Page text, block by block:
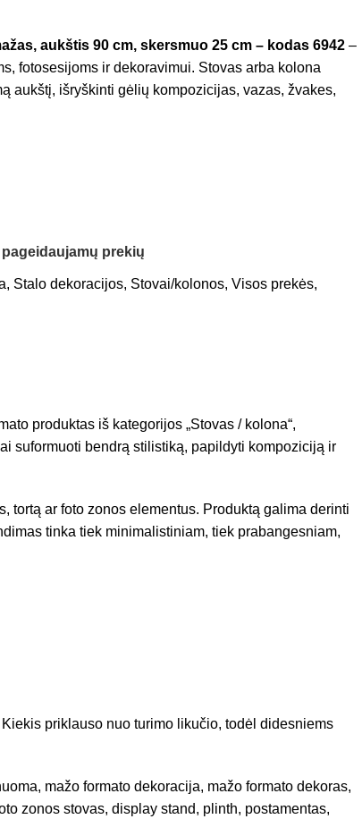
aukštis 90 cm, skersmuo 25 cm – kodas 6942 –
fotosesijoms ir dekoravimui. Stovas arba kolona
aukštį, išryškinti gėlių kompozicijas, vazas, žvakes,
prekių
, Stalo dekoracijos, Stovai/kolonos, Visos prekės,
produktas iš kategorijos „Stovas / kolona“,
suformuoti bendrą stilistiką, papildyti kompoziciją ir
tortą ar foto zonos elementus. Produktą galima derinti
tinka tiek minimalistiniam, tiek prabangesniam,
priklauso nuo turimo likučio, todėl didesniems
mažo formato dekoracija, mažo formato dekoras,
zonos stovas, display stand, plinth, postamentas,